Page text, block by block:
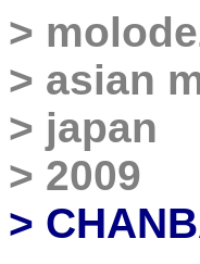
>
> asian
> japan
> 2009
>